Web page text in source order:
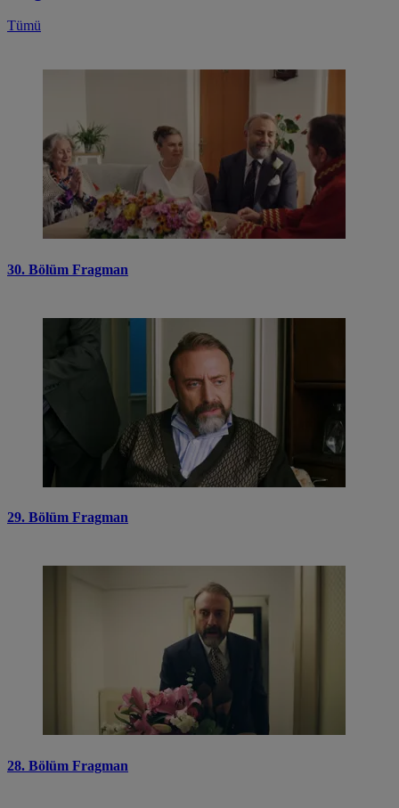
Tümü
30. Bölüm Fragman
29. Bölüm Fragman
28. Bölüm Fragman